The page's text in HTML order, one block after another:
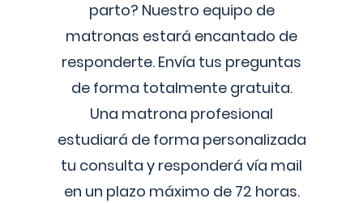
parto? Nuestro equipo de
matronas estará encantado de
responderte. Envía tus preguntas
de forma totalmente gratuita.
Una matrona profesional
estudiará de forma personalizada
tu consulta y responderá vía mail
en un plazo máximo de 72 horas.